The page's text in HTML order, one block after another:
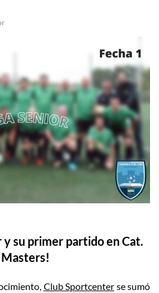
y su primer partido en Cat.
Masters!
Club Sportcenter se sumó